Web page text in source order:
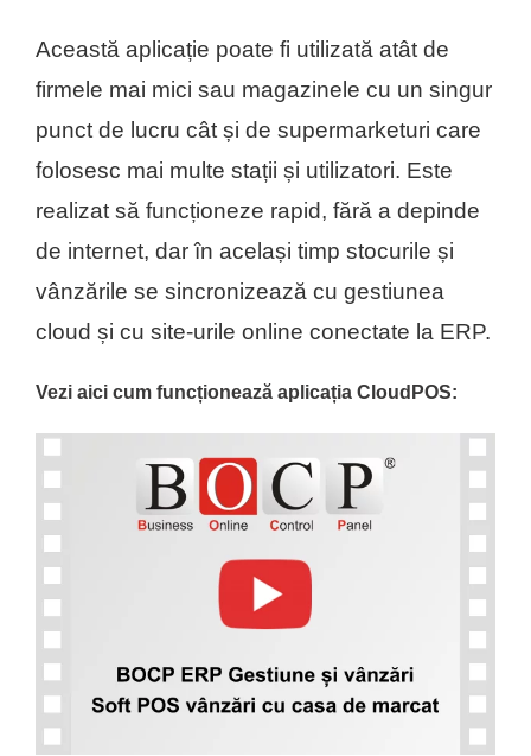
Această aplicație poate fi utilizată atât de
firmele mai mici sau magazinele cu un singur
punct de lucru cât și de supermarketuri care
folosesc mai multe stații și utilizatori. Este
realizat să funcționeze rapid, fără a depinde
de internet, dar în același timp stocurile și
vânzările se sincronizează cu gestiunea
cloud și cu site-urile online conectate la ERP.
Vezi aici cum funcționează aplicația CloudPOS: